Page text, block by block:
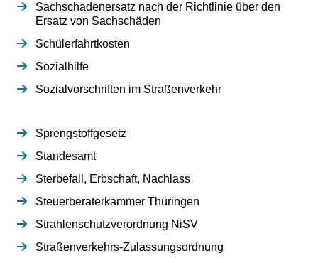
Sachschadenersatz nach der Richtlinie über den
Ersatz von Sachschäden
Schülerfahrtkosten
Sozialhilfe
Sozialvorschriften im Straßenverkehr
Sprengstoffgesetz
Standesamt
Sterbefall, Erbschaft, Nachlass
Steuerberaterkammer Thüringen
Strahlenschutzverordnung NiSV
Straßenverkehrs-Zulassungsordnung